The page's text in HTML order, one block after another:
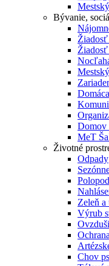
Bývanie,
Žiadosť
Žiadosť
Domov
MeT
Životné
Odpady
Zeleň a
Výrub
Chov